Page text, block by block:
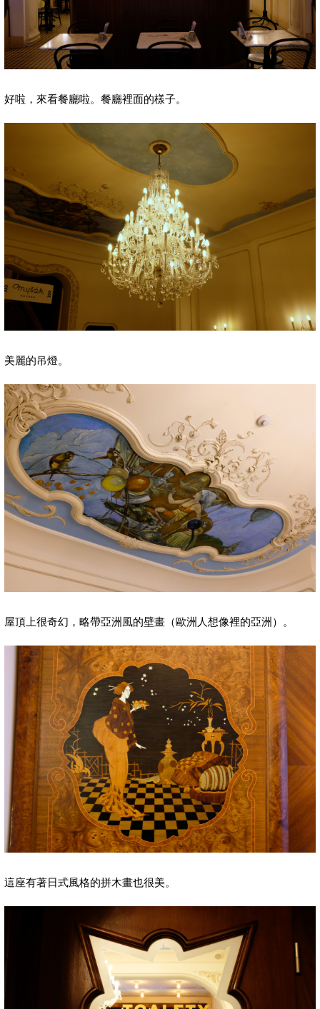
好啦，來看餐廳啦。餐廳裡面的樣子。
美麗的吊燈。
屋頂上很奇幻，略帶亞洲風的壁畫（歐洲人想像裡的亞洲）。
這座有著日式風格的拼木畫也很美。